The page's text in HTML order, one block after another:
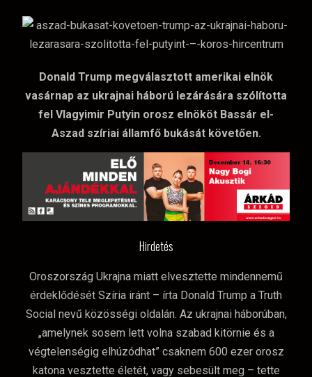
Donald Trump megválasztott amerikai elnök
vasárnap az ukrajnai háború lezárására szólította
fel Vlagyimir Putyin orosz elnököt Bassár el-
Aszad szíriai államfő bukását követően.
Hirdetés
Oroszország Ukrajna miatt elvesztette mindennemű
érdeklődését Szíria iránt – írta Donald Trump a Truth
Social nevű közösségi oldalán. Az ukrajnai háborúban,
„amelynek sosem lett volna szabad kitörnie és a
végtelenségig elhúzódhat” csaknem 600 ezer orosz
katona vesztette életét, vagy sebesült meg – tette